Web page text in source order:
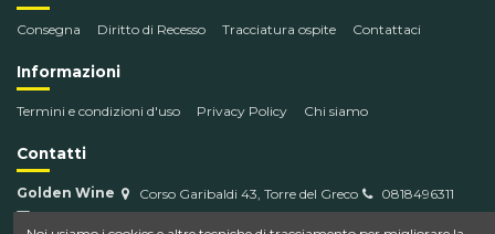
Consegna Diritto di Recesso Tracciatura ospite Contattaci
Informazioni
Termini e condizioni d'uso Privacy Policy Chi siamo
Contatti
Golden Wine Corso Garibaldi 43, Torre del Greco
0818496311
info@goldenwine.com